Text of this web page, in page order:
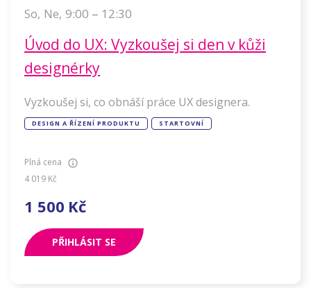
So, Ne, 9:00 – 12:30
Úvod do UX: Vyzkoušej si den v kůži
designérky
Vyzkoušej si, co obnáší práce UX designera.
DESIGN A ŘÍZENÍ PRODUKTU STARTOVNÍ
Plná cena
4 019 Kč
1 500 Kč
PŘIHLÁSIT SE